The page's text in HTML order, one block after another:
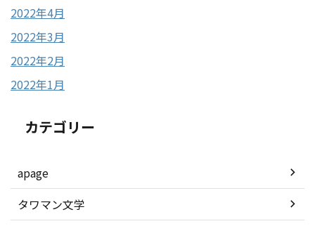
2022年4月
2022年3月
2022年2月
2022年1月
カテゴリー
apage
タワマン文学